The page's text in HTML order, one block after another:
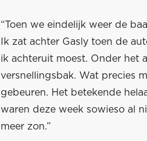
“Toen we eindelijk weer de
Ik zat achter Gasly toen de
ik achteruit moest. Onder het
versnellingsbak. Wat precies
gebeuren. Het betekende
waren deze week sowieso al
meer zon.”